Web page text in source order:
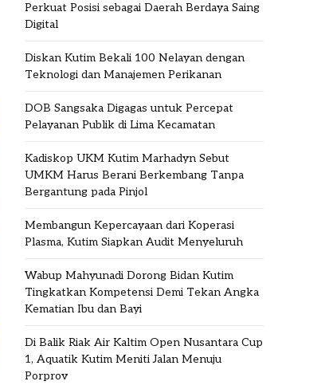
Perkuat Posisi sebagai Daerah Berdaya Saing
Digital
Diskan Kutim Bekali 100 Nelayan dengan
Teknologi dan Manajemen Perikanan
DOB Sangsaka Digagas untuk Percepat
Pelayanan Publik di Lima Kecamatan
Kadiskop UKM Kutim Marhadyn Sebut
UMKM Harus Berani Berkembang Tanpa
Bergantung pada Pinjol
Membangun Kepercayaan dari Koperasi
Plasma, Kutim Siapkan Audit Menyeluruh
Wabup Mahyunadi Dorong Bidan Kutim
Tingkatkan Kompetensi Demi Tekan Angka
Kematian Ibu dan Bayi
Di Balik Riak Air Kaltim Open Nusantara Cup
1, Aquatik Kutim Meniti Jalan Menuju
Porprov